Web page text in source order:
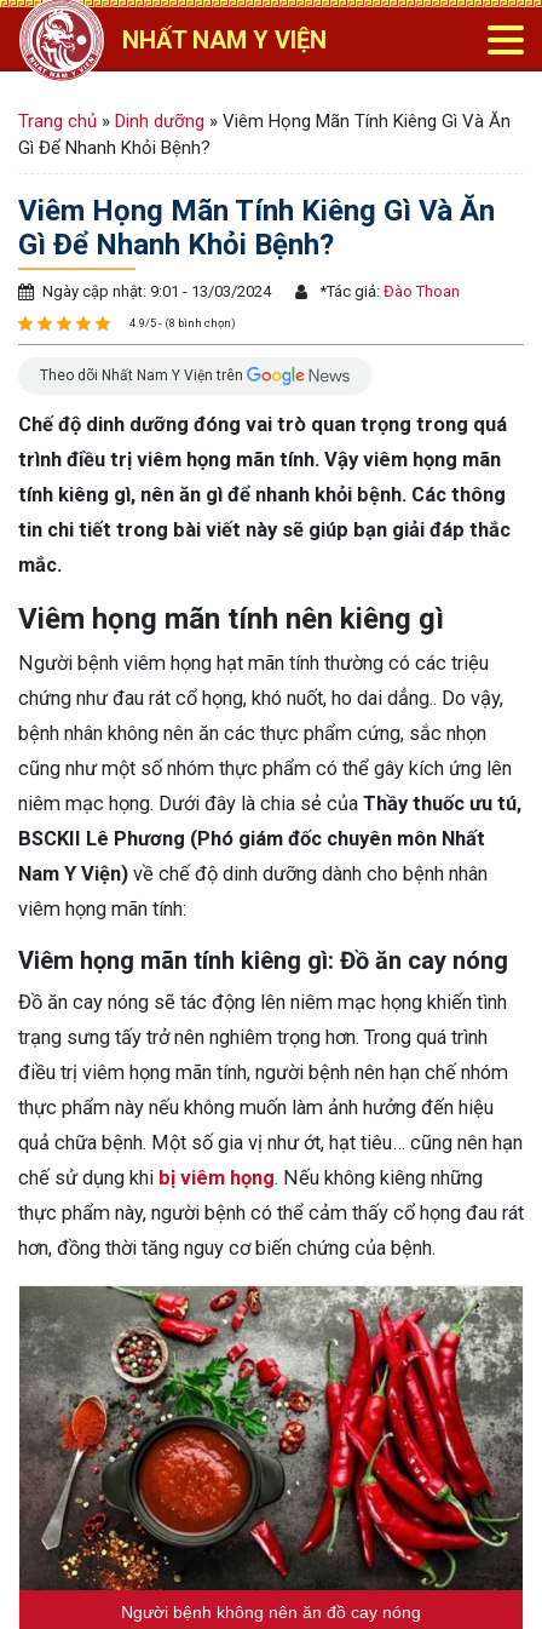
NHẤT NAM Y VIỆN
Trang chủ » Dinh dưỡng » Viêm Họng Mãn Tính Kiêng Gì Và Ăn
Gì Để Nhanh Khỏi Bệnh?
Viêm Họng Mãn Tính Kiêng Gì Và Ăn
Gì Để Nhanh Khỏi Bệnh?
Ngày cập nhật: 9:01 - 13/03/2024 *Tác giả: Đào Thoan
4.9/5 - (8 bình chọn)
Theo dõi Nhất Nam Y Viện trên
Chế độ dinh dưỡng đóng vai trò quan trọng trong quá
trình điều trị viêm họng mãn tính. Vậy viêm họng mãn
tính kiêng gì, nên ăn gì để nhanh khỏi bệnh. Các thông
tin chi tiết trong bài viết này sẽ giúp bạn giải đáp thắc
mắc.
Viêm họng mãn tính nên kiêng gì
Người bệnh viêm họng hạt mãn tính thường có các triệu
chứng như đau rát cổ họng, khó nuốt, ho dai dẳng.. Do vậy,
bệnh nhân không nên ăn các thực phẩm cứng, sắc nhọn
cũng như một số nhóm thực phẩm có thể gây kích ứng lên
niêm mạc họng. Dưới đây là chia sẻ của Thầy thuốc ưu tú,
BSCKII Lê Phương (Phó giám đốc chuyên môn Nhất
Nam Y Viện) về chế độ dinh dưỡng dành cho bệnh nhân
viêm họng mãn tính:
Viêm họng mãn tính kiêng gì: Đồ ăn cay nóng
Đồ ăn cay nóng sẽ tác động lên niêm mạc họng khiến tình
trạng sưng tấy trở nên nghiêm trọng hơn. Trong quá trình
điều trị viêm họng mãn tính, người bệnh nên hạn chế nhóm
thực phẩm này nếu không muốn làm ảnh hưởng đến hiệu
quả chữa bệnh. Một số gia vị như ớt, hạt tiêu… cũng nên hạn
chế sử dụng khi bị viêm họng. Nếu không kiêng những
thực phẩm này, người bệnh có thể cảm thấy cổ họng đau rát
hơn, đồng thời tăng nguy cơ biến chứng của bệnh.
Người bệnh không nên ăn đồ cay nóng